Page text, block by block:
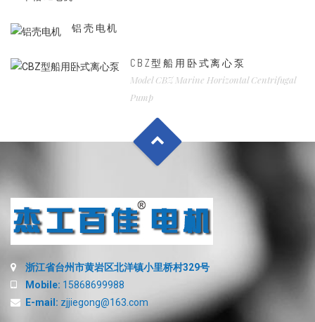
铝壳电机
CBZ型船用卧式离心泵
Model CBZ Marine Horizontal Centrifugal
Pump
浙江省台州市黄岩区北洋镇小里桥村329号
Mobile: 15868699988
E-mail: zjjiegong@163.com